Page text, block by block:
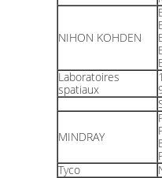
NIHON KOHDEN
Laboratoires
spatiaux
MINDRAY
Tyco